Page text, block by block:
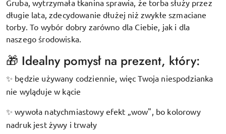
Gruba, wytrzymała tkanina sprawia, że torba służy przez
długie lata, zdecydowanie dłużej niż zwykłe szmaciane
torby. To wybór dobry zarówno dla Ciebie, jak i dla
naszego środowiska.
🎁 Idealny pomysł na prezent, który:
✨ będzie używany codziennie, więc Twoja niespodzianka
nie wyląduje w kącie
✨ wywoła natychmiastowy efekt „wow", bo kolorowy
nadruk jest żywy i trwały